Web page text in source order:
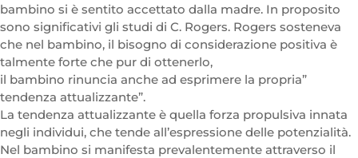
bambino si è sentito accettato dalla madre. In proposito
sono significativi gli studi di C. Rogers. Rogers sosteneva
che nel bambino, il bisogno di considerazione positiva è
talmente forte che pur di ottenerlo,
il bambino rinuncia anche ad esprimere la propria”
tendenza attualizzante”.
La tendenza attualizzante è quella forza propulsiva innata
negli individui, che tende all’espressione delle potenzialità.
Nel bambino si manifesta prevalentemente attraverso il